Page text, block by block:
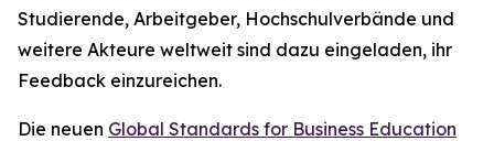
Studierende, Arbeitgeber, Hochschulverbände und
weitere Akteure weltweit sind dazu eingeladen, ihr
Feedback einzureichen.
Die neuen Global Standards for Business Education